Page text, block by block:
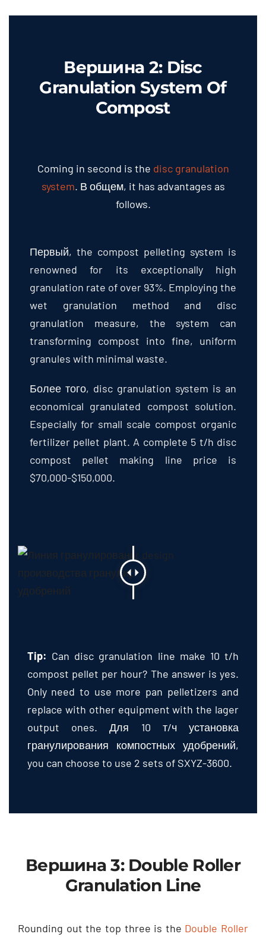
Granulation System Of
Compost
system . В общем,it has advantages as
follows.
renowned for its exceptionally high
granulation rate of over 93%.Employing the
wet granulation method and disc
granulation measure,the system can
transforming compost into fine,uniform
granules with minimal waste
Более того,
economical granulated compost solution.
Especially for small scale compost organic
fertilizer pellet plant .A complete5 t/h disc
compost pellet making line price is
$70,000-$150,000.
compost pellet per hour?The answer is yes.
Only need to use more pan pelletizers and
replace with other equipment with the lager
output ones. Для 10 т/ч установка
гранулирования компостных удобрений,
you can choose to use2sets of SXYZ-3600.
Granulation Line
Granulation Line,a dry granulating solution.